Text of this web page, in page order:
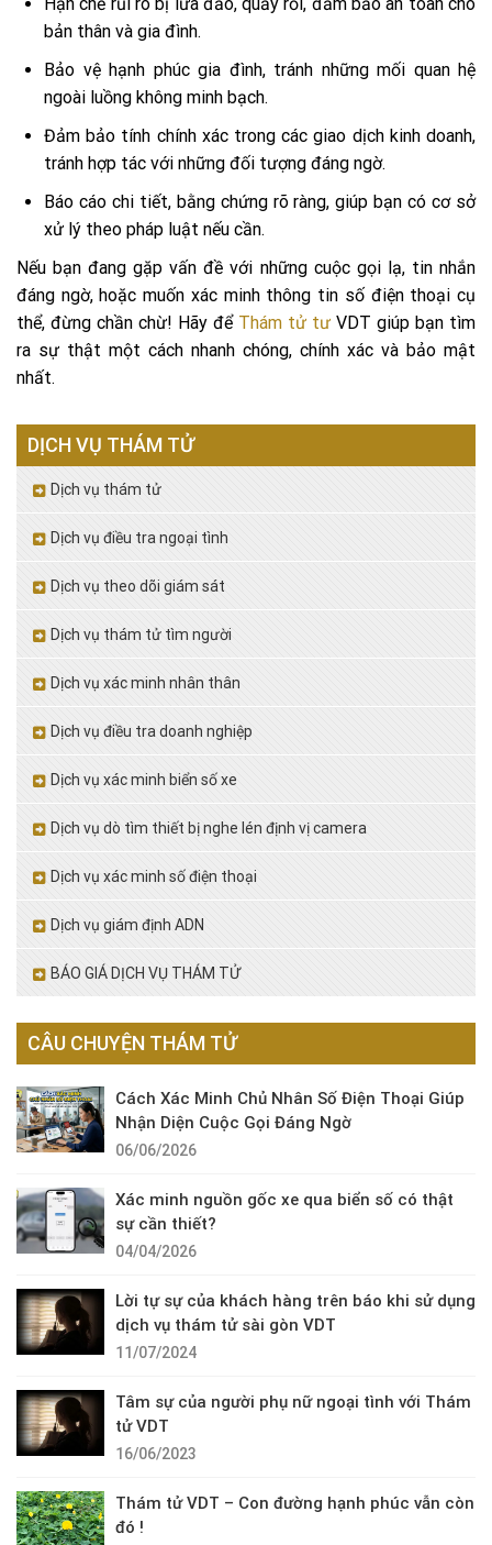
bản thân và gia đình.
Bảo vệ hạnh phúc gia đình, tránh những mối quan hệ
ngoài luồng không minh bạch.
Đảm bảo tính chính xác trong các giao dịch kinh doanh,
tránh hợp tác với những đối tượng đáng ngờ.
Báo cáo chi tiết, bằng chứng rõ ràng, giúp bạn có cơ sở
xử lý theo pháp luật nếu cần.
Nếu bạn đang gặp vấn đề với những cuộc gọi lạ, tin nhắn
đáng ngờ, hoặc muốn xác minh thông tin số điện thoại cụ
thể, đừng chần chừ! Hãy để Thám tử tư VDT giúp bạn tìm
ra sự thật một cách nhanh chóng, chính xác và bảo mật
nhất.
DỊCH VỤ THÁM TỬ
Dịch vụ thám tử
Dịch vụ điều tra ngoại tình
Dịch vụ theo dõi giám sát
Dịch vụ thám tử tìm người
Dịch vụ xác minh nhân thân
Dịch vụ điều tra doanh nghiệp
Dịch vụ xác minh biển số xe
Dịch vụ dò tìm thiết bị nghe lén định vị camera
Dịch vụ xác minh số điện thoại
Dịch vụ giám định ADN
BÁO GIÁ DỊCH VỤ THÁM TỬ
CÂU CHUYỆN THÁM TỬ
Cách Xác Minh Chủ Nhân Số Điện Thoại Giúp
Nhận Diện Cuộc Gọi Đáng Ngờ
06/06/2026
Xác minh nguồn gốc xe qua biển số có thật
sự cần thiết?
04/04/2026
Lời tự sự của khách hàng trên báo khi sử dụng
dịch vụ thám tử sài gòn VDT
11/07/2024
Tâm sự của người phụ nữ ngoại tình với Thám
tử VDT
16/06/2023
Thám tử VDT – Con đường hạnh phúc vẫn còn
đó !